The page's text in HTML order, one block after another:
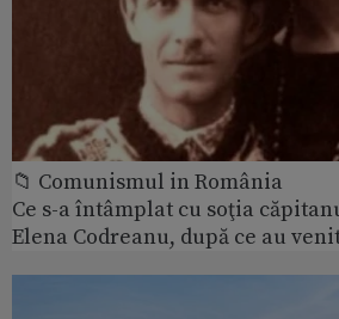
📁 Comunismul in România
Ce s-a întâmplat cu soţia
Elena Codreanu, după ce au